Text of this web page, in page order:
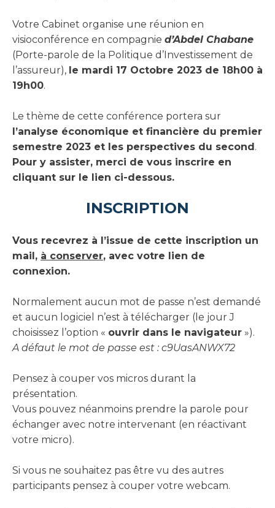
Votre Cabinet organise une réunion en
visioconférence en compagnie d’Abdel Chabane
(Porte-parole de la Politique d’Investissement de
l’assureur), le mardi 17 Octobre 2023 de 18h00 à
19h00.
Le thème de cette conférence portera sur
l’analyse économique et financière du premier
semestre 2023 et les perspectives du second.
Pour y assister, merci de vous inscrire en
cliquant sur le lien ci-dessous.
INSCRIPTION
Vous recevrez à l’issue de cette inscription un
mail, à conserver, avec votre lien de
connexion.
Normalement aucun mot de passe n’est demandé
et aucun logiciel n’est à télécharger (le jour J
choisissez l’option « ouvrir dans le navigateur »).
A défaut le mot de passe est : c9UasANWX72
Pensez à couper vos micros durant la
présentation.
Vous pouvez néanmoins prendre la parole pour
échanger avec notre intervenant (en réactivant
votre micro).
Si vous ne souhaitez pas être vu des autres
participants pensez à couper votre webcam.